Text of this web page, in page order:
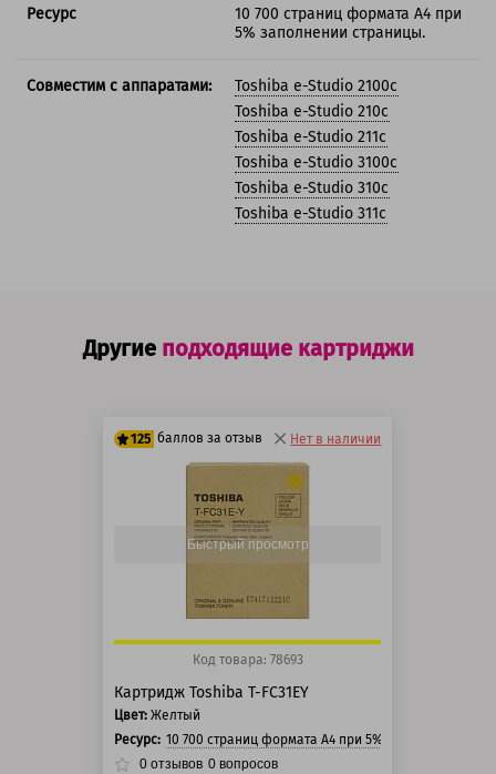
Ресурс
10 700 страниц формата А4 при
5% заполнении страницы.
Совместим с аппаратами:
Toshiba e-Studio 2100c
Toshiba e-Studio 210c
Toshiba e-Studio 211c
Toshiba e-Studio 3100c
Toshiba e-Studio 310c
Toshiba e-Studio 311c
Другие подходящие картриджи
125 баллов за отзыв
100 баллов
125 баллов
Нет в наличии
Быстрый просмотр
Код товара: 78693
Картридж Toshiba T-FC31EY
Цвет: Желтый
Ресурс: 10 700 страниц формата А4 при 5% заполнении
0 отзывов 0 вопросов